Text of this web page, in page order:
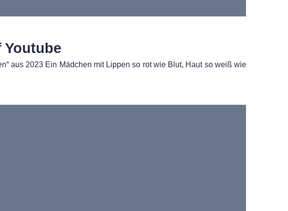
Youtube
aus 2023 Ein Mädchen mit Lippen so rot wie Blut, Haut so weiß wie